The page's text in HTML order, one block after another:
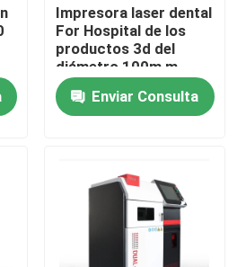
del laser
metal 3D
Impresora laser dental
For Hospital de los
productos 3d del
diámetro 100m m
Enviar Consulta